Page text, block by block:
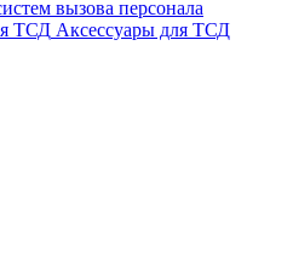
вызова персонала
Аксессуары для ТСД